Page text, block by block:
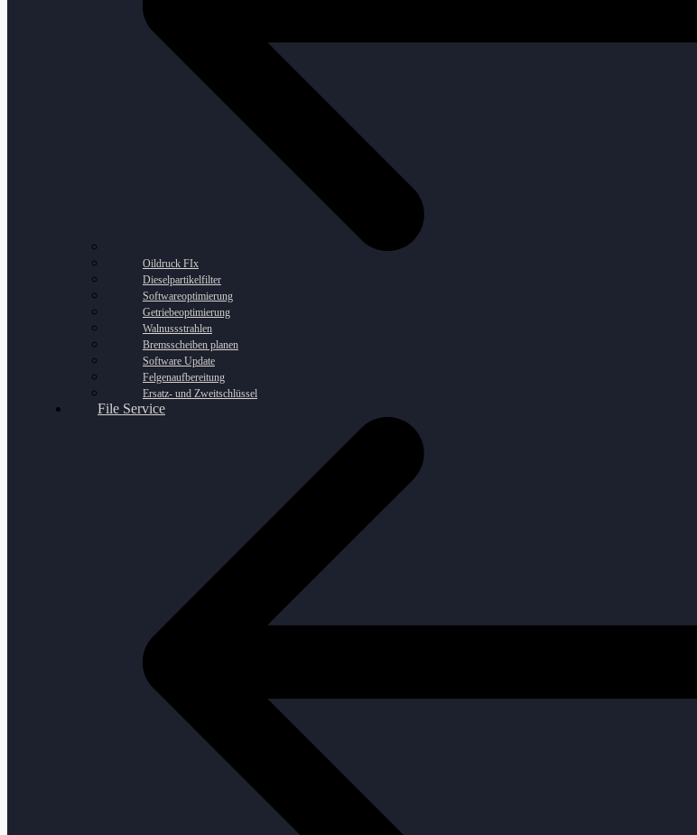
Oildruck FIx
Dieselpartikelfilter
Softwareoptimierung
Getriebeoptimierung
Walnussstrahlen
Bremsscheiben planen
Software Update
Felgenaufbereitung
Ersatz- und Zweitschlüssel
File Service